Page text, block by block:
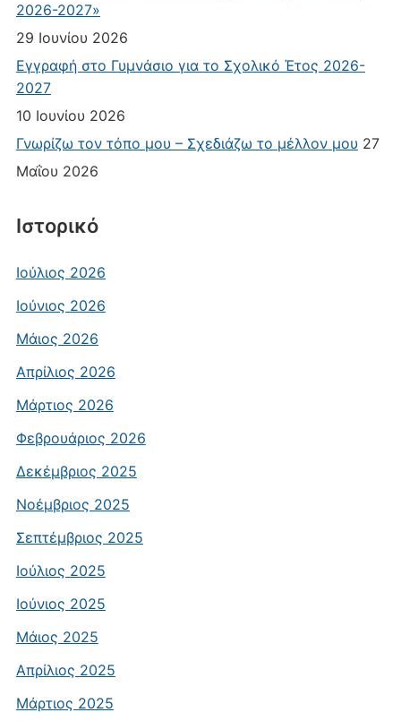
2026-2027»
29 Ιουνίου 2026
Εγγραφή στο Γυμνάσιο για το Σχολικό Έτος 2026-
2027
10 Ιουνίου 2026
Γνωρίζω τον τόπο μου – Σχεδιάζω το μέλλον μου 27
Μαΐου 2026
Ιστορικό
Ιούλιος 2026
Ιούνιος 2026
Μάιος 2026
Απρίλιος 2026
Μάρτιος 2026
Φεβρουάριος 2026
Δεκέμβριος 2025
Νοέμβριος 2025
Σεπτέμβριος 2025
Ιούλιος 2025
Ιούνιος 2025
Μάιος 2025
Απρίλιος 2025
Μάρτιος 2025